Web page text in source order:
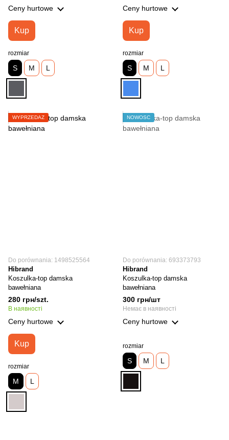
Ceny hurtowe
Kup
rozmiar
S M L
Ceny hurtowe
Kup
rozmiar
S M L
WYPRZEDAŻ
Do porównania: 1498525564
Hibrand
Koszulka-top damska
bawełniana
280 грн/szt.
В наявності
Ceny hurtowe
Kup
rozmiar
M L
NOWOŚĆ
Do porównania: 693373793
Hibrand
Koszulka-top damska
bawełniana
300 грн/шт
Немає в наявності
Ceny hurtowe
rozmiar
S M L